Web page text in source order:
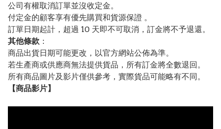
公司有權取消訂單並沒收定金。
付定金的顧客享有優先購買和貨源保證 。
訂單日期起計，超過 10 天即不可取消，訂金將不予退還。
其他條款 ：
商品出貨日期可能更改，以官方網站公佈為準。
若生產商或供應商無法提供貨品，所有訂金將全數退回。
所有商品圖片及影片僅供參考，實際貨品可能略有不同。
【商品影片】